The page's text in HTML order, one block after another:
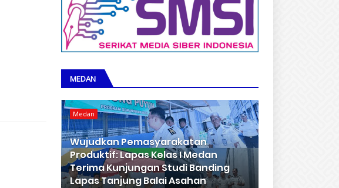
MEDAN
Medan
Wujudkan Pemasyarakatan
Produktif: Lapas Kelas I Medan
Terima Kunjungan Studi Banding
Lapas Tanjung Balai Asahan